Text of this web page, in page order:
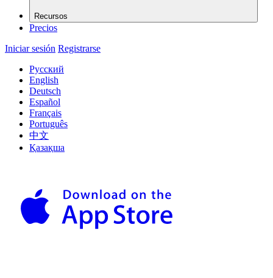
Recursos
Precios
Iniciar sesión Registrarse
Русский
English
Deutsch
Español
Français
Português
中文
Қазақша